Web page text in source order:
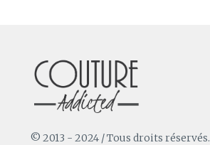
© 2013 - 2024 / Tous droits réservés.